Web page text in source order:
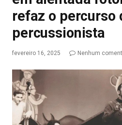
refaz o percurso
percussionista
fevereiro 16, 2025 Nenhum